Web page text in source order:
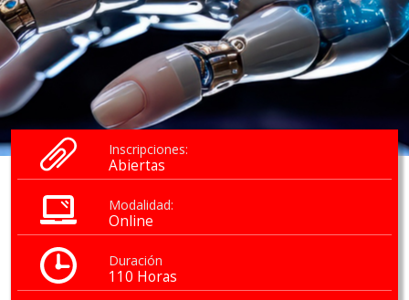
Inscripciones:
Abiertas
Modalidad:
Online
Duración
110 Horas